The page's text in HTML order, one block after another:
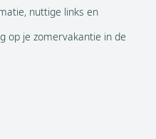
nuttige links en
op je zomervakantie in de